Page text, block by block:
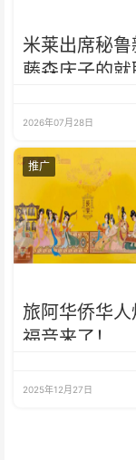
米莱出席秘鲁
藤森庆子的就
2026年07月28日
推广
旅阿华侨华人
福音来了！
2025年12月27日